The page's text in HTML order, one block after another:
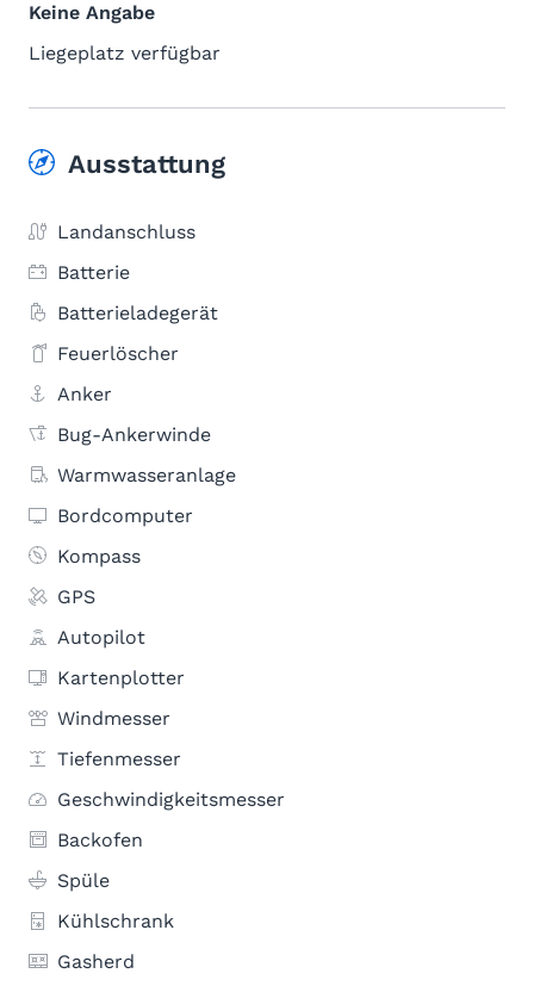
Keine Angabe
Liegeplatz verfügbar
Ausstattung
Landanschluss
Batterie
Batterieladegerät
Feuerlöscher
Anker
Bug-Ankerwinde
Warmwasseranlage
Bordcomputer
Kompass
GPS
Autopilot
Kartenplotter
Windmesser
Tiefenmesser
Geschwindigkeitsmesser
Backofen
Spüle
Kühlschrank
Gasherd